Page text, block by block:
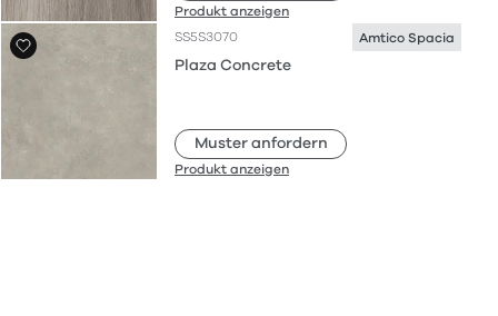
Produkt anzeigen
SS5S3070
Amtico Spacia
Plaza Concrete
Muster anfordern
Produkt anzeigen